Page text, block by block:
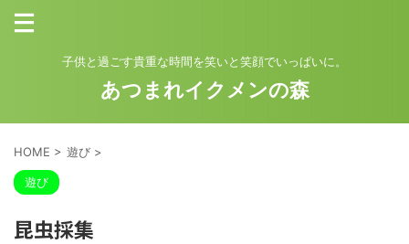
子供と過ごす貴重な時間を笑いと笑顔でいっぱいに。
あつまれイクメンの森
HOME > 遊び >
遊び
昆虫採集